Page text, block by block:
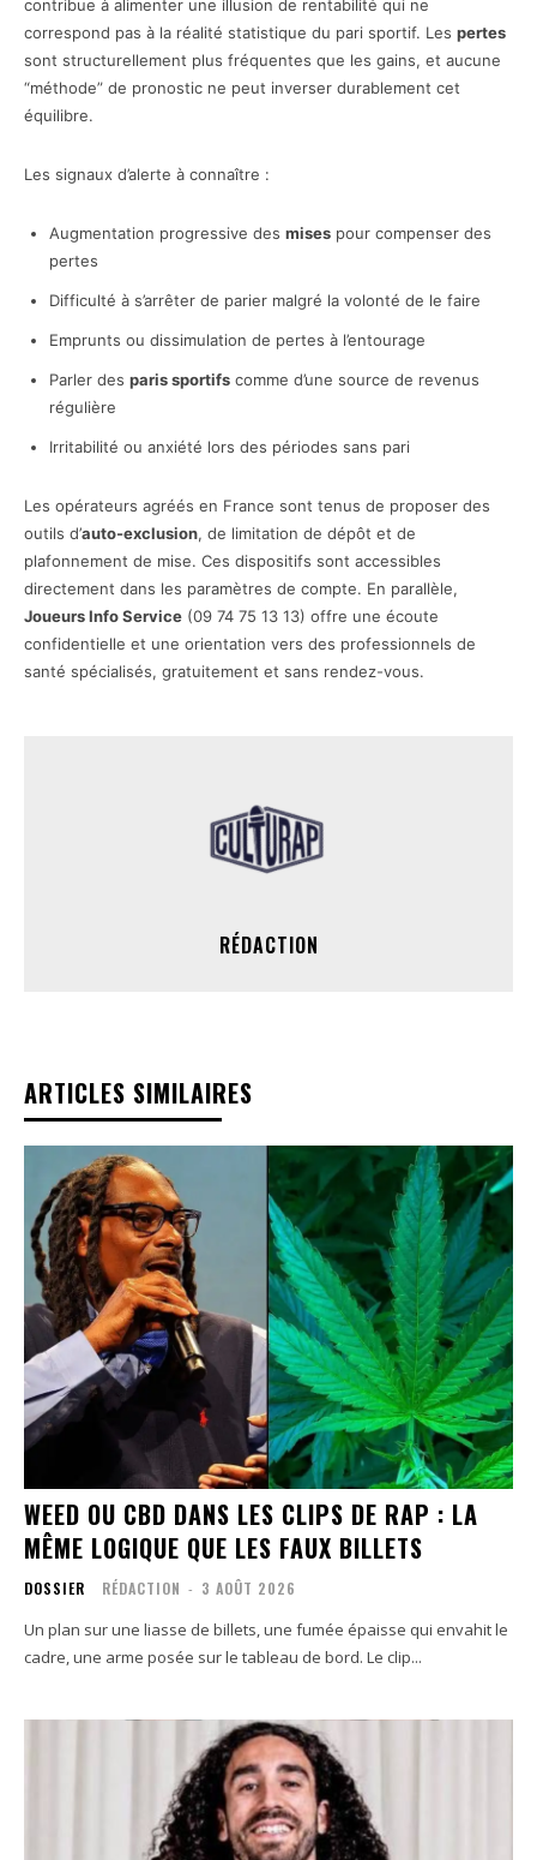
contribue à alimenter une illusion de rentabilité qui ne
correspond pas à la réalité statistique du pari sportif. Les pertes
sont structurellement plus fréquentes que les gains, et aucune
“méthode” de pronostic ne peut inverser durablement cet
équilibre.
Les signaux d’alerte à connaître :
Augmentation progressive des mises pour compenser des
pertes
Difficulté à s’arrêter de parier malgré la volonté de le faire
Emprunts ou dissimulation de pertes à l’entourage
Parler des paris sportifs comme d’une source de revenus
régulière
Irritabilité ou anxiété lors des périodes sans pari
Les opérateurs agréés en France sont tenus de proposer des
outils d’auto-exclusion, de limitation de dépôt et de
plafonnement de mise. Ces dispositifs sont accessibles
directement dans les paramètres de compte. En parallèle,
Joueurs Info Service (09 74 75 13 13) offre une écoute
confidentielle et une orientation vers des professionnels de
santé spécialisés, gratuitement et sans rendez-vous.
RÉDACTION
ARTICLES SIMILAIRES
WEED OU CBD DANS LES CLIPS DE RAP : LA
MÊME LOGIQUE QUE LES FAUX BILLETS
DOSSIER RÉDACTION - 3 AOÛT 2026
Un plan sur une liasse de billets, une fumée épaisse qui envahit le
cadre, une arme posée sur le tableau de bord. Le clip...